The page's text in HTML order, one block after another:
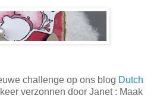
challenge op ons blog Dutch
verzonnen door Janet : Maak